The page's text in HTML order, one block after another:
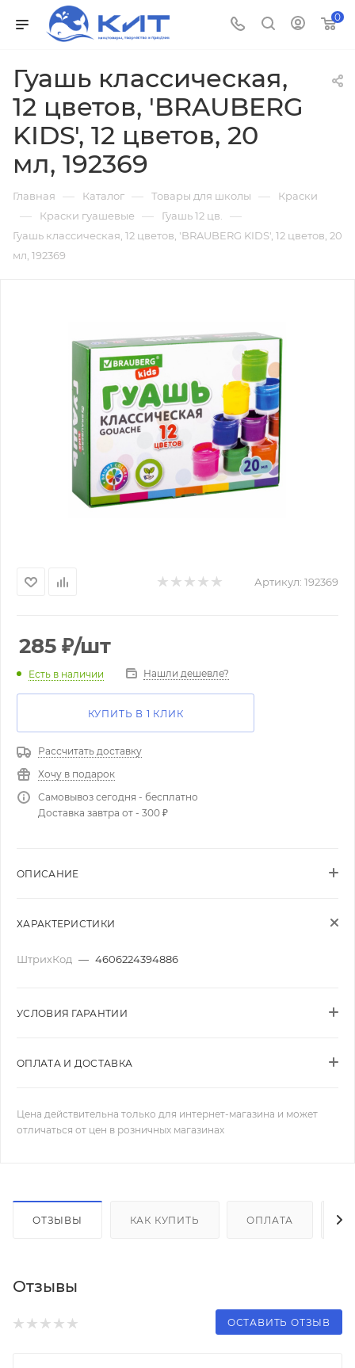
0
Гуашь классическая,
12 цветов, 'BRAUBERG
KIDS', 12 цветов, 20
мл, 192369
Главная — Каталог — Товары для школы — Краски
— Краски гуашевые — Гуашь 12 цв. —
Гуашь классическая, 12 цветов, 'BRAUBERG KIDS', 12 цветов, 20
мл, 192369
Артикул: 192369
285 ₽/шт
Есть в наличии Нашли дешевле?
КУПИТЬ В 1 КЛИК
Рассчитать доставку
Хочу в подарок
Самовывоз сегодня - бесплатно
Доставка завтра от - 300 ₽
ОПИСАНИЕ
ХАРАКТЕРИСТИКИ
ШтрихКод — 4606224394886
УСЛОВИЯ ГАРАНТИИ
ОПЛАТА И ДОСТАВКА
Цена действительна только для интернет-магазина и может
отличаться от цен в розничных магазинах
ОТЗЫВЫ КАК КУПИТЬ ОПЛАТА
Отзывы
ОСТАВИТЬ ОТЗЫВ